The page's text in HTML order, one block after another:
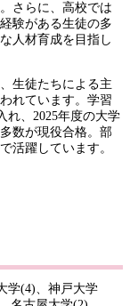
さらに、高校では
験がある生徒の多
人材育成を目指し
生徒たちによる主
れています。学習
れ、2025年度の大学
数が現役合格。部
活躍しています。
学(4)、神戸大学